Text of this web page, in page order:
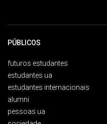
PÚBLICOS
futuros estudantes
estudantes ua
estudantes internacionais
alumni
pessoas ua